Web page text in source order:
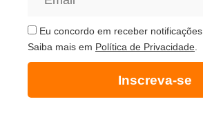
Eu concordo em receber notificações.
Saiba mais em Política de Privacidade
Inscreva-se